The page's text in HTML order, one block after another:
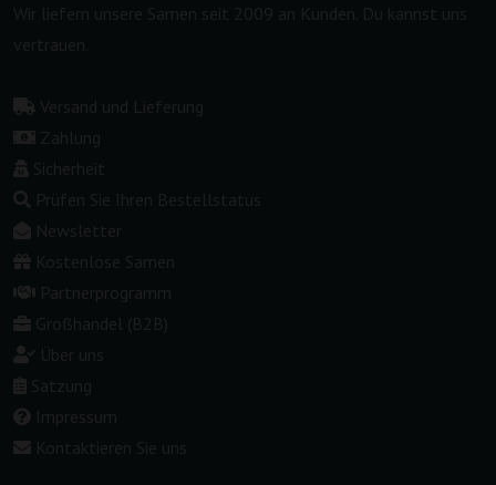
Wir liefern unsere Samen seit 2009 an Kunden. Du kannst uns
vertrauen.
Versand und Lieferung
Zahlung
Sicherheit
Prüfen Sie Ihren Bestellstatus
Newsletter
Kostenlose Samen
Partnerprogramm
Großhandel (B2B)
Über uns
Satzung
Impressum
Kontaktieren Sie uns